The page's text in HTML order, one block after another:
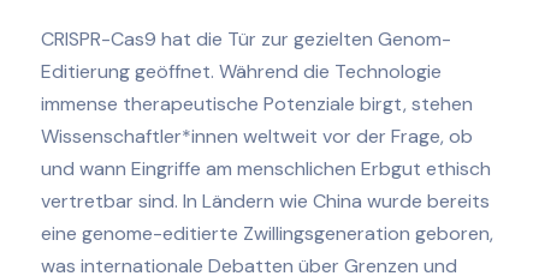
CRISPR-Cas9 hat die Tür zur gezielten Genom-
Editierung geöffnet. Während die Technologie
immense therapeutische Potenziale birgt, stehen
Wissenschaftler*innen weltweit vor der Frage, ob
und wann Eingriffe am menschlichen Erbgut ethisch
vertretbar sind. In Ländern wie China wurde bereits
eine genome-editierte Zwillingsgeneration geboren,
was internationale Debatten über Grenzen und